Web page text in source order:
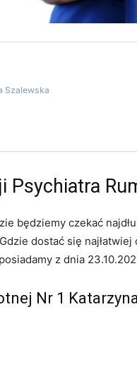
Szalewska
Psychiatra
będziemy czekać
dostać się najłatwiej
z dnia
Nr 1